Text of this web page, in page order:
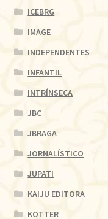
ICEBRG
IMAGE
INDEPENDENTES
INFANTIL
INTRÍNSECA
JBC
JBRAGA
JORNALÍSTICO
JUPATI
KAIJU EDITORA
KOTTER